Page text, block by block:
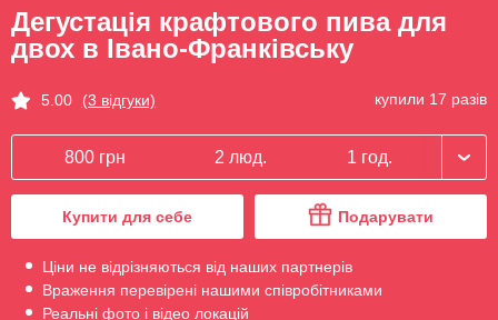
Дегустація крафтового пива для
двох в Івано-Франківську
5.00 (3 відгуки) купили 17 разів
800 грн 2 люд. 1 год.
Купити для себе Подарувати
Ціни не відрізняються від наших партнерів
Враження перевірені нашими співробітниками
Реальні фото і відео локацій